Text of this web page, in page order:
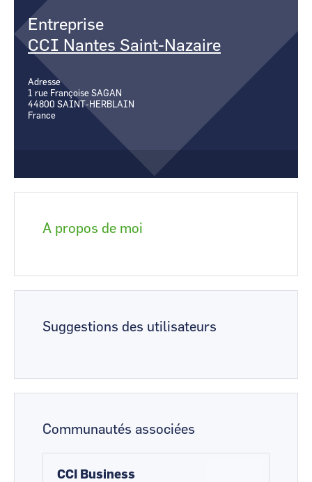
CCI Business
Occitanie
CCI Business
Pays de la Loire
Occitanie
CCI Business
Entreprise
CCI Nantes Saint-Nazaire
Adresse
1 rue Françoise SAGAN
44800 SAINT-HERBLAIN
France
A propos de moi
Suggestions des utilisateurs
Communautés associées
CCI Business